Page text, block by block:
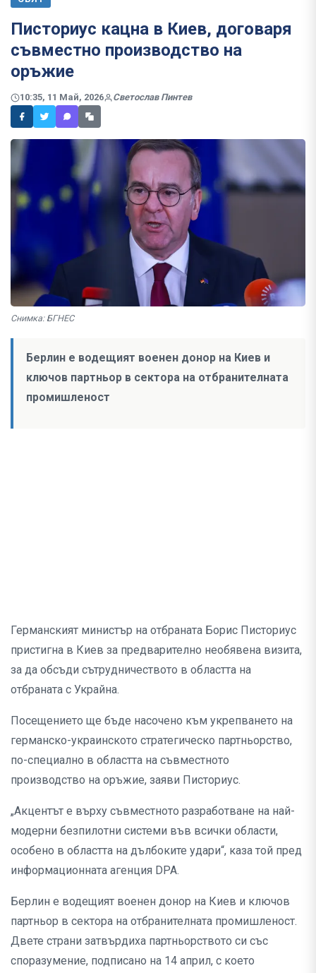
Писториус кацна в Киев, договаря
съвместно производство на
оръжие
10:35, 11 Май, 2026 Светослав Пинтев
Снимка: БГНЕС
Берлин е водещият военен донор на Киев и
ключов партньор в сектора на отбранителната
промишленост
Германският министър на отбраната Борис Писториус
пристигна в Киев за предварително необявена визита,
за да обсъди сътрудничеството в областта на
отбраната с Украйна.
Посещението ще бъде насочено към укрепването на
германско-украинското стратегическо партньорство,
по-специално в областта на съвместното
производство на оръжие, заяви Писториус.
„Акцентът е върху съвместното разработване на най-
модерни безпилотни системи във всички области,
особено в областта на дълбоките удари“, каза той пред
информационната агенция DPA.
Берлин е водещият военен донор на Киев и ключов
партньор в сектора на отбранителната промишленост.
Двете страни затвърдиха партньорството си със
споразумение, подписано на 14 април, с което